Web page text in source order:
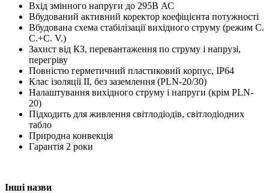
Вхід змінного напруги до 295В АС
Вбудований активний коректор коефіцієнта потужності
Вбудована схема стабілізації вихідного струму (режим С.
С.+С. V.)
Захист від КЗ, перевантаження по струму і напрузі,
перегріву
Повністю герметичний пластиковий корпус, IP64
Клас ізоляції II, без заземлення (PLN-20/30)
Налаштування вихідного струму і напруги (крім PLN-
20)
Підходить для живлення світлодіодів, світлодіодних
табло
Природна конвекція
Гарантія 2 роки
Інші назви